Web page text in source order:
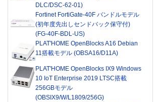
DLC/DSC-62-01)
Fortinet FortiGate-40F バンドルモデル
(初年度先出しセンドバック保守付)
(FG-40F-BDL-US)
PLAT'HOME OpenBlocks A16 Debian
11搭載モデル (OBSA16/D11A)
PLAT'HOME OpenBlocks IX9 Windows
10 IoT Enterprise 2019 LTSC搭載
256GBモデル
(OBSIX9/W/L1809/256G)